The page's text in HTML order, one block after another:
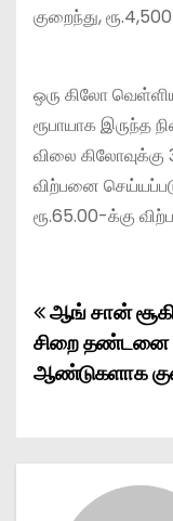
குறைந்து,
ஒரு கிலோ
ரூபாயாக இருந்த
விலை கிலோவுக்கு
விற்பனை
ரூ.65.00-க்கு
P
o
t
ஆங் சான்
சிறை தண்டனை
ஆண்டுகளாக